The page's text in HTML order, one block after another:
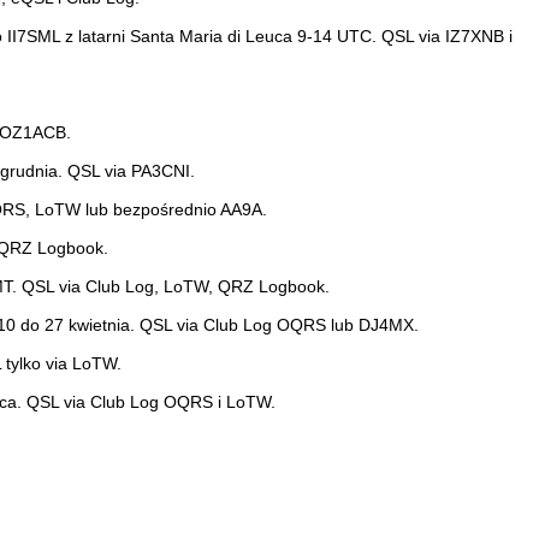
z latarni Santa Maria di Leuca 9-14 UTC. QSL via IZ7XNB i
QSL via PA3CNI.
LoTW lub bezpośrednio AA9A.
Logbook.
QSL via Club Log, LoTW, QRZ Logbook.
do 27 kwietnia. QSL via Club Log OQRS lub DJ4MX.
via LoTW.
QSL via Club Log OQRS i LoTW.